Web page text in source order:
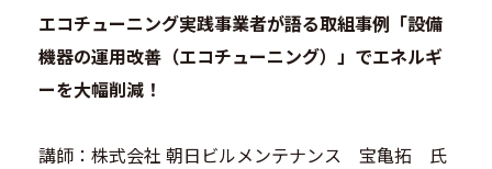
エコチューニング実践事業者が語る取組事例「設備
機器の運用改善（エコチューニング）」でエネルギ
ーを大幅削減！
講師：株式会社 朝日ビルメンテナンス 宝亀拓 氏